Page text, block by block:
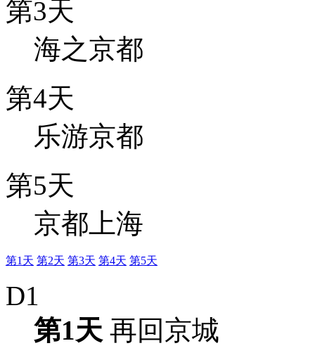
第3天
海之京都
第4天
乐游京都
第5天
京都上海
第1天 第2天 第3天 第4天 第5天
D1
第1天 再回京城